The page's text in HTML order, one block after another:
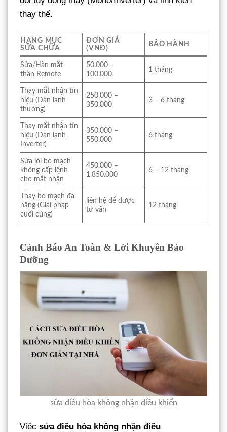
thay thế.
HẠNG MỤC
SỬA CHỮA
ĐƠN GIÁ
(VNĐ)
BẢO HÀNH
Sửa/Hàn mắt
thần Remote
50.000 –
100.000
1 tháng
Thay mắt nhận tín
hiệu (Dàn lạnh
thường)
250.000 –
350.000
3 – 6 tháng
Thay mắt nhận tín
hiệu (Dàn lạnh
Inverter)
350.000 –
550.000
6 tháng
Sửa lỗi bo mạch
không cấp lệnh
cho mắt nhận
450.000 –
1.850.000
6 – 12 tháng
Thay bo mạch đa
năng (Giải pháp
cuối cùng)
liên hệ để được
tư vấn
12 tháng
Cảnh Báo An Toàn & Lời Khuyên Bảo
Dưỡng
sửa điều hòa không nhận điều khiển
Việc sửa điều hòa không nhận điều